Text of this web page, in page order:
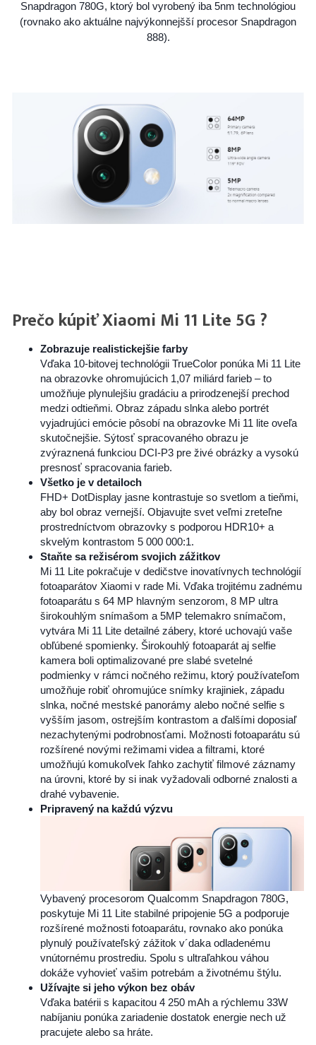
Snapdragon 780G, ktorý bol vyrobený iba 5nm technológiou
(rovnako ako aktuálne najvýkonnejšší procesor Snapdragon
888).
Prečo kúpiť Xiaomi Mi 11 Lite 5G ?
Zobrazuje realistickejšie farby
Vďaka 10-bitovej technológii TrueColor ponúka Mi 11 Lite
na obrazovke ohromujúcich 1,07 miliárd farieb – to
umožňuje plynulejšiu gradáciu a prirodzenejší prechod
medzi odtieňmi. Obraz západu slnka alebo portrét
vyjadrujúci emócie pôsobí na obrazovke Mi 11 lite oveľa
skutočnejšie. Sýtosť spracovaného obrazu je
zvýraznená funkciou DCI-P3 pre živé obrázky a vysokú
presnosť spracovania farieb.
Všetko je v detailoch
FHD+ DotDisplay jasne kontrastuje so svetlom a tieňmi,
aby bol obraz vernejší. Objavujte svet veľmi zreteľne
prostredníctvom obrazovky s podporou HDR10+ a
skvelým kontrastom 5 000 000:1.
Staňte sa režisérom svojich zážitkov
Mi 11 Lite pokračuje v dedičstve inovatívnych technológií
fotoaparátov Xiaomi v rade Mi. Vďaka trojitému zadnému
fotoaparátu s 64 MP hlavným senzorom, 8 MP ultra
širokouhlým snímašom a 5MP telemakro snímačom,
vytvára Mi 11 Lite detailné zábery, ktoré uchovajú vaše
obľúbené spomienky. Širokouhlý fotoaparát aj selfie
kamera boli optimalizované pre slabé svetelné
podmienky v rámci nočného režimu, ktorý používateľom
umožňuje robiť ohromujúce snímky krajiniek, západu
slnka, nočné mestské panorámy alebo nočné selfie s
vyšším jasom, ostrejším kontrastom a ďalšími doposiaľ
nezachytenými podrobnosťami. Možnosti fotoaparátu sú
rozšírené novými režimami videa a filtrami, ktoré
umožňujú komukoľvek ľahko zachytiť filmové záznamy
na úrovni, ktoré by si inak vyžadovali odborné znalosti a
drahé vybavenie.
Pripravený na každú výzvu
Vybavený procesorom Qualcomm Snapdragon 780G,
poskytuje Mi 11 Lite stabilné pripojenie 5G a podporuje
rozšírené možnosti fotoaparátu, rovnako ako ponúka
plynulý používateľský zážitok v´daka odladenému
vnútornému prostrediu. Spolu s ultraľahkou váhou
dokáže vyhovieť vašim potrebám a životnému štýlu.
Užívajte si jeho výkon bez obáv
Vďaka batérii s kapacitou 4 250 mAh a rýchlemu 33W
nabíjaniu ponúka zariadenie dostatok energie nech už
pracujete alebo sa hráte.